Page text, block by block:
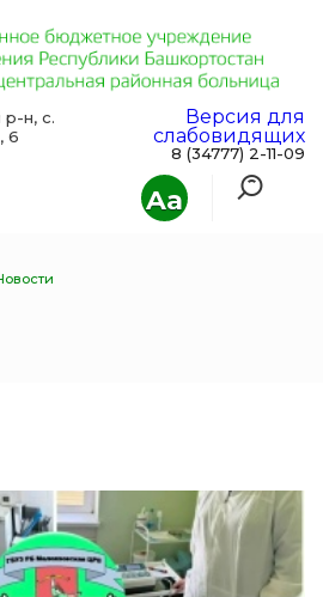
Aa
р-н, с.
6
Версия для
слабовидящих
8 (34777) 2-11-09